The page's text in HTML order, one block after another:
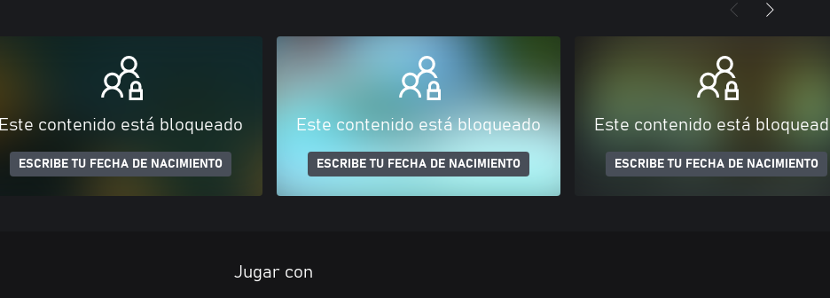
Este contenido está bloqueado
ESCRIBE TU FECHA DE NACIMIENTO
Este contenido está bloqueado
ESCRIBE TU FECHA DE NACIMIENTO
Este contenido está
ESCRIBE TU FECHA DE NACIMIENTO
Jugar con